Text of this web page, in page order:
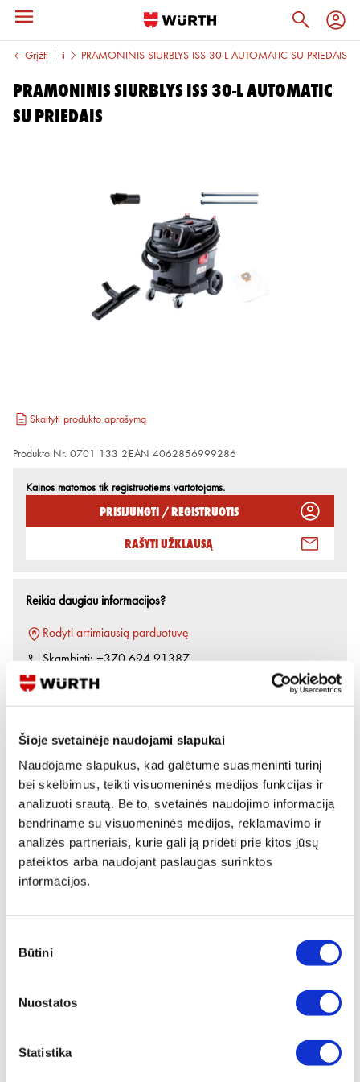
Šioje svetainėje naudojami slapukai
Naudojame slapukus, kad galėtume suasmeninti turinį
bei skelbimus, teikti visuomeninės medijos funkcijas ir
analizuoti srautą. Be to, svetainės naudojimo informaciją
bendriname su visuomeninės medijos, reklamavimo ir
analizės partneriais, kurie gali ją pridėti prie kitos jūsų
pateiktos arba naudojant paslaugas surinktos
informacijos.
pasirinkimas
Būtini
Nuostatos
Statistika
Grįžti
įrankiai PRAMONINIS SIURBLYS ISS 30-L AUTOMATIC SU PRIEDAIS
PRAMONINIS SIURBLYS ISS 30-L AUTOMATIC
SU PRIEDAIS
Skaityti produkto aprašymą
Produkto Nr. 0701 133 2 EAN 4062856999286
Kainos matomos tik registruotiems vartotojams.
Prisijungti / Registruotis
Rašyti užklausą
Reikia daugiau informacijos?
Rodyti artimiausią parduotuvę
Skambinti:+370 694 91387
Produkto aprašymas
Pramoninis drėgno ir sauso valymo dulkių siurblys ISS 30-L
Komplektuojamas platus priedų rinkinys
Universalus dulkių siurblys, tinkamas naudoti statybvietėse, turintis L sertifikatą
ir automatinį filtro valymą
L dulkių klasės sertifikatas
Garantuotas 99 % dulkių surinkimo efektyvumas pagal EN 60335-2-69
Galimybė laikyti ir montuoti Würth sisteminius dėklus
Priedai gali būti laikomi prie įrenginio ir visada paruošti naudoti
Antistatinis paruošimas